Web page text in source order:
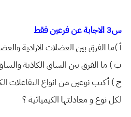
س3 الاجابة عن فرعين فقط
أ )ما الفرق بين العضلات الارادية
ب ) ما الفرق بين الساق الكاذبة
ج ) أكتب نوعين من انواع التفاعلات
لكل نوع و معادلتها الكيميائية ؟